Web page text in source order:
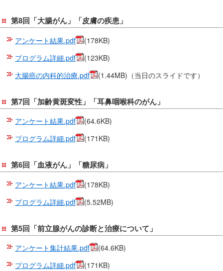
第8回「大腸がん」「皮膚の疾患」
アンケート結果.pdf
(178KB)
プログラム詳細.pdf
(123KB)
大腸癌の内科的治療.pdf
(1.44MB)（当日のスライドです）
第7回「加齢黄斑変性」「耳鼻咽喉科のがん」
アンケート結果.pdf
(64.6KB)
プログラム詳細.pdf
(171KB)
第6回「血液がん」「糖尿病」
アンケート結果.pdf
(178KB)
プログラム詳細.pdf
(5.52MB)
第5回「前立腺がんの診断と治療について」
アンケート集計結果.pdf
(64.6KB)
プログラム詳細.pdf
(171KB)